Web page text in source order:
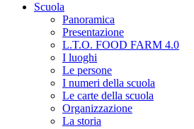
Scuola
Panoramica
Presentazione
L.T.O. FOOD FARM 4.0
I luoghi
Le persone
I numeri della scuola
Le carte della scuola
Organizzazione
La storia